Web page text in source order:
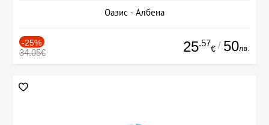
Оазис - Албена
-25%
34.05€ 25.57
€ / 50лв.